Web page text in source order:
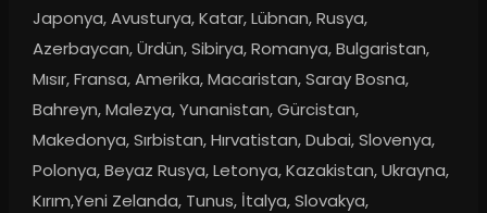
Japonya, Avusturya, Katar, Lübnan, Rusya,
Azerbaycan, Ürdün, Sibirya, Romanya, Bulgaristan,
Mısır, Fransa, Amerika, Macaristan, Saray Bosna,
Bahreyn, Malezya, Yunanistan, Gürcistan,
Makedonya, Sırbistan, Hırvatistan, Dubai, Slovenya,
Polonya, Beyaz Rusya, Letonya, Kazakistan, Ukrayna,
Kırım,Yeni Zelanda, Tunus, İtalya, Slovakya,